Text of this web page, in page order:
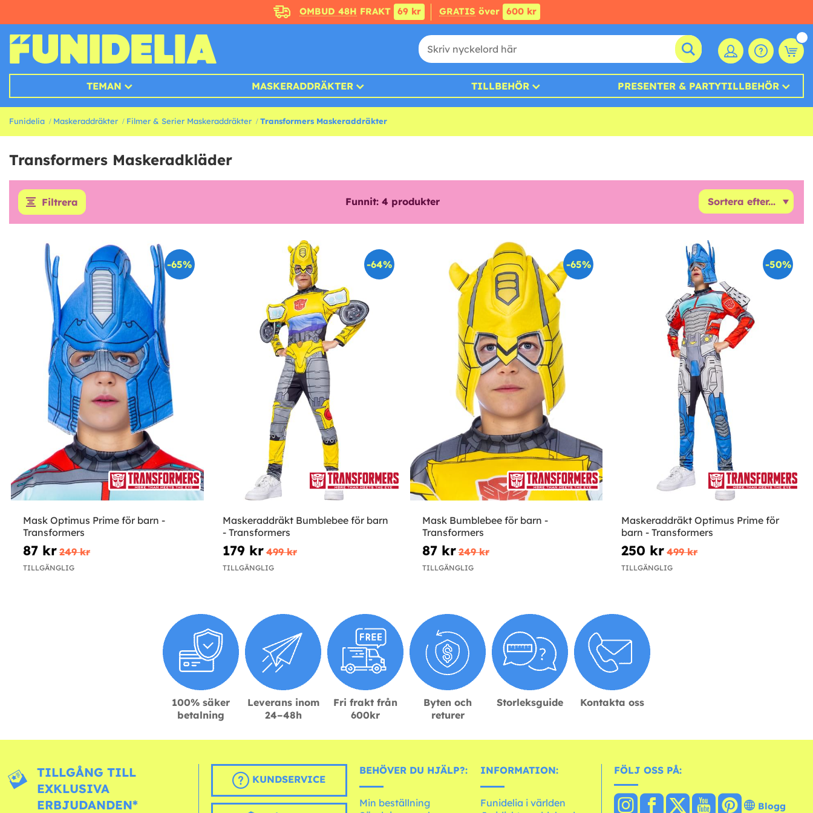
OMBUD 48H FRAKT 69 kr GRATIS över 600 kr
TEMAN MASKERADDRÄKTER TILLBEHÖR PRESENTER & PARTYTILLBEHÖR
Funidelia Maskeraddräkter Filmer & Serier Maskeraddräkter Transformers Maskeraddräkter
Transformers Maskeradkläder
Filtrera Funnit: 4 produkter
-65%
Mask Optimus Prime för barn -
Transformers
87 kr 249 kr
TILLGÄNGLIG
-64%
Maskeraddräkt Bumblebee för barn
- Transformers
179 kr 499 kr
TILLGÄNGLIG
-65%
Mask Bumblebee för barn -
Transformers
87 kr 249 kr
TILLGÄNGLIG
-50%
Maskeraddräkt Optimus Prime för
barn - Transformers
250 kr 499 kr
TILLGÄNGLIG
100% säker
betalning
Leverans inom
24–48h
Fri frakt från
600kr
Byten och
returer
Storleksguide Kontakta oss
TILLGÅNG TILL
EXKLUSIVA
ERBJUDANDEN*
KUNDSERVICE
BEHÖVER DU HJÄLP?:
Min beställning
INFORMATION:
Funidelia i världen
FÖLJ OSS PÅ:
Blogg